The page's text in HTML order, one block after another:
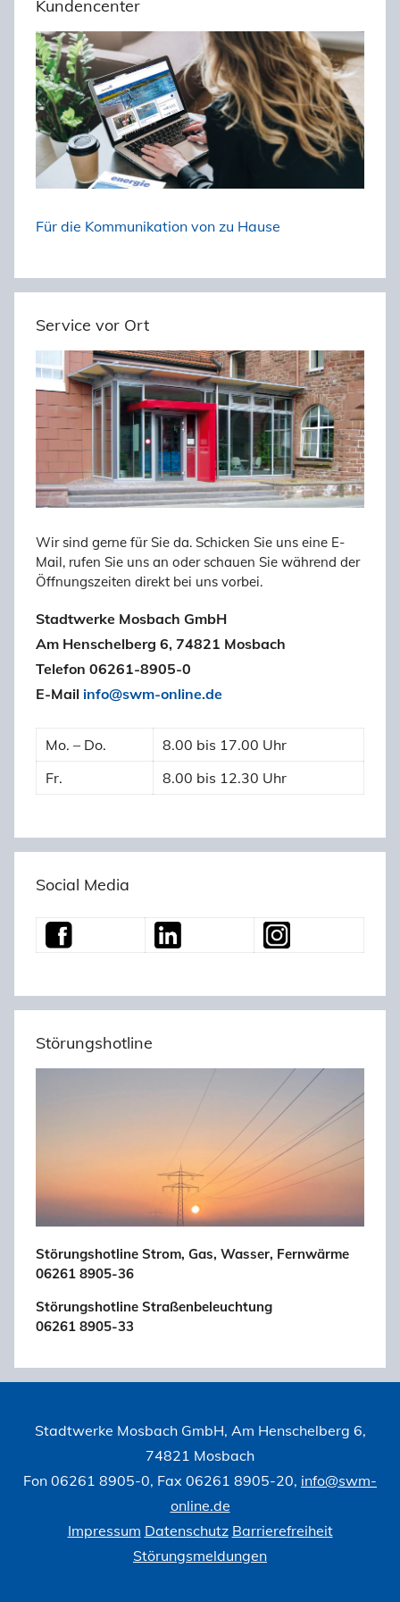
e
n
n
a
c
h
e
n
Kundencenter
Für die Kommunikation von zu Hause
Service vor Ort
Wir sind gerne für Sie da. Schicken Sie uns eine E-
Mail, rufen Sie uns an oder schauen Sie während der
Öffnungszeiten direkt bei uns vorbei.
Stadtwerke Mosbach GmbH
Am Henschelberg 6, 74821 Mosbach
Telefon 06261-8905-0
E-Mail info@swm-online.de
Mo. – Do.
8.00 bis 17.00 Uhr
Fr.
8.00 bis 12.30 Uhr
Social Media
Störungshotline
Störungshotline Strom, Gas, Wasser, Fernwärme
06261 8905-36
Störungshotline Straßenbeleuchtung
06261 8905-33
Stadtwerke Mosbach GmbH, Am Henschelberg 6,
74821 Mosbach
Fon 06261 8905-0, Fax 06261 8905-20, info@swm-
online.de
Impressum Datenschutz Barrierefreiheit
Störungsmeldungen